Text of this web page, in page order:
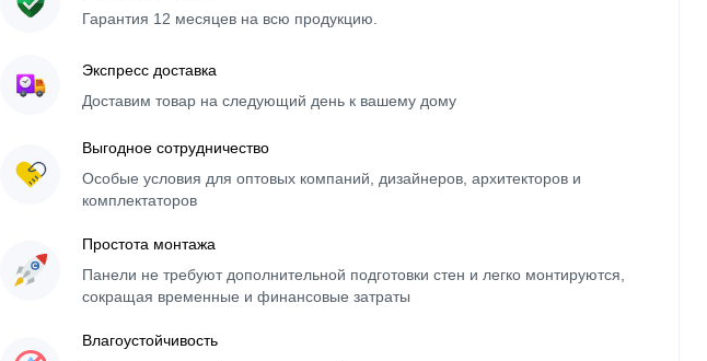
Гарантия 12 месяцев на всю продукцию.
Экспресс доставка
Доставим товар на следующий день к вашему дому
Выгодное сотрудничество
Особые условия для оптовых компаний, дизайнеров, архитекторов и
комплектаторов
Простота монтажа
Панели не требуют дополнительной подготовки стен и легко монтируются,
сокращая временные и финансовые затраты
Влагоустойчивость